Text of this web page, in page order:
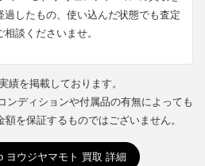
したもの、使い込んだ状態でも査定
談くださいませ。
を掲載しております。
ディションや付属品の有無によっても
を保証するものではございません。
ヨウジヤマモト 買取 詳細